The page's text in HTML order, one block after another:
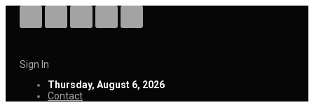
Sign In
Thursday, August 6, 2026
Contact